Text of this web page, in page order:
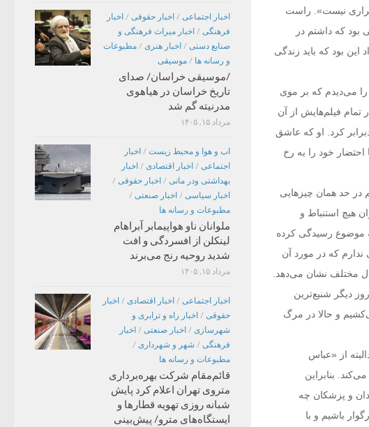
نیست». راست
که داشتم در
بود که باید زندگی
را می‌دیدم که بر موی
تمام فیلم‌هایش از آن
کرد. او که عاشق
خود را به رخ
در حد همان چیزهایی
هیچ استنباط و
موضوع رسیدگی کرده
که در مورد آن
مختلف نشان می‌دهد.
دیگر شنیع‌ترین
و حالا در مرگ
از «عباس
بنابراین
و پزشکان چه
باشیم و با
اخبار اجتماعی / اخبار حقوقی / اخبار
فرهنگی / اخبار میراث فرهنگی و
صنایع دستی / اخبار هنری / مطبوعات
و رسانه ها / موسیقی
/موسیقی خراسان/ صدای
تاریخ خراسان در هیاهوی
مدرنیته گم شد
مرداد ۱۵, ۱۴۰۵
اب و هوا و محیط زیست / اخبار
اجتماعی / اخبار اقتصادی / اخبار
بهداشتی ودر مانی / اخبار حقوقی /
اخبار سیاسی / اخبار صنعتی /
مطبوعات و رسانه ها
ملوانان ناو هواپیمابر آبراهام
لینکلن از افسردگی و افت
شدید روحیه رنج می‌برند
مرداد ۱۵, ۱۴۰۵
اخبار اجتماعی / اخبار اقتصادی / اخبار
حقوقی / اخبار راه و ترابری و
شهرسازی / اخبار صنعتی / اخبار
فرهنگی / شهر و شهرداری /
مطبوعات و رسانه ها
قائم‌مقام شرکت بهره‌برداری
متروی تهران اعلام کرد پایش
شبانه روزی تهویه قطارها و
ایستگاه‌های مترو/ پیش‌بینی